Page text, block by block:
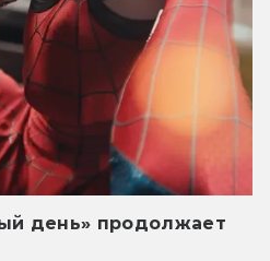
день» продолжает